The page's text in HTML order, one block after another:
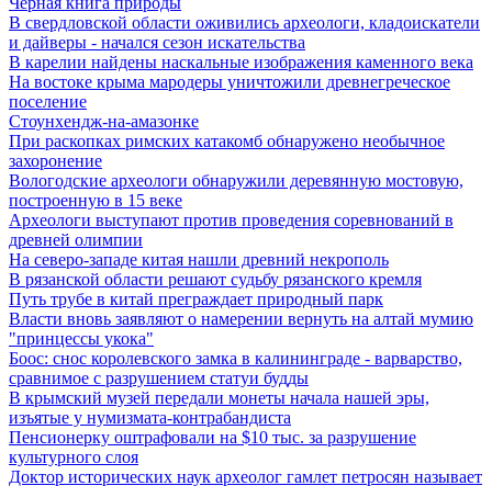
В свердловской области оживились археологи, кладоискатели
и дайверы - начался сезон искательства
В карелии найдены наскальные изображения каменного века
На востоке крыма мародеры уничтожили древнегреческое
поселение
Стоунхендж-на-амазонке
При раскопках римских катакомб обнаружено необычное
захоронение
Вологодские археологи обнаружили деревянную мостовую,
построенную в 15 веке
Археологи выступают против проведения соревнований в
древней олимпии
На северо-западе китая нашли древний некрополь
В рязанской области решают судьбу рязанского кремля
Путь трубе в китай преграждает природный парк
Власти вновь заявляют о намерении вернуть на алтай мумию
"принцессы укока"
Боос: снос королевского замка в калининграде - варварство,
сравнимое с разрушением статуи будды
В крымский музей передали монеты начала нашей эры,
изъятые у нумизмата-контрабандиста
Пенсионерку оштрафовали на $10 тыс. за разрушение
культурного слоя
Доктор исторических наук археолог гамлет петросян называет